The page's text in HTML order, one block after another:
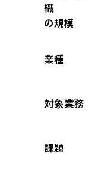
織
の規模
業種
対象業務
課題